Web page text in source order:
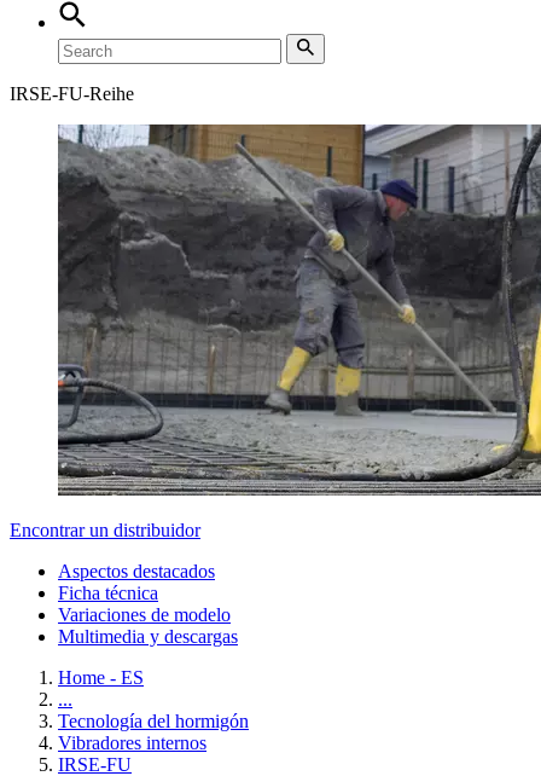
IRSE-FU-Reihe
Encontrar un distribuidor
Aspectos destacados
Ficha técnica
Variaciones de modelo
Multimedia y descargas
Home - ES
...
Tecnología del hormigón
Vibradores internos
IRSE-FU